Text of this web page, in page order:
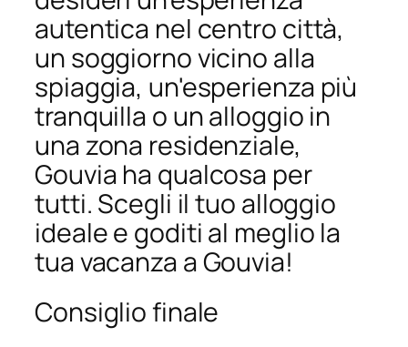
autentica nel centro città,
un soggiorno vicino alla
spiaggia, un'esperienza più
tranquilla o un alloggio in
una zona residenziale,
Gouvia ha qualcosa per
tutti. Scegli il tuo alloggio
ideale e goditi al meglio la
tua vacanza a Gouvia!
Consiglio finale